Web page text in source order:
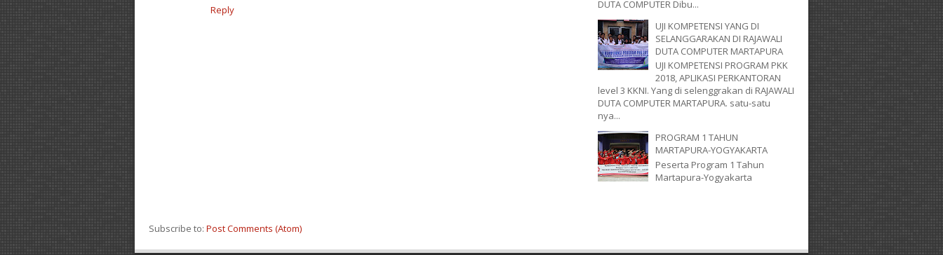
Reply
Subscribe to: Post Comments (Atom)
DUTA COMPUTER Dibu...
UJI KOMPETENSI YANG DI
SELANGGARAKAN DI RAJAWALI
DUTA COMPUTER MARTAPURA
UJI KOMPETENSI PROGRAM PKK
2018, APLIKASI PERKANTORAN
level 3 KKNI. Yang di selenggrakan di RAJAWALI
DUTA COMPUTER MARTAPURA. satu-satu
nya...
PROGRAM 1 TAHUN
MARTAPURA-YOGYAKARTA
Peserta Program 1 Tahun
Martapura-Yogyakarta